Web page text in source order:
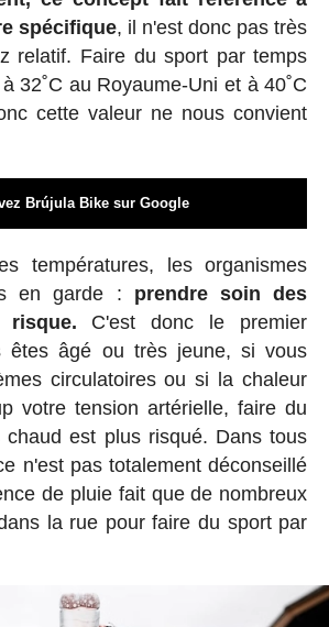
spécifique, il n'est donc pas très
relatif. Faire du sport par temps
32˚C au Royaume-Uni et à 40˚C
cette valeur ne nous convient
Brújula Bike sur Google
températures, les organismes
en garde : prendre soin des
risque. C'est donc le premier
êtes âgé ou très jeune, si vous
circulatoires ou si la chaleur
votre tension artérielle, faire du
chaud est plus risqué. Dans tous
n'est pas totalement déconseillé
de pluie fait que de nombreux
la rue pour faire du sport par